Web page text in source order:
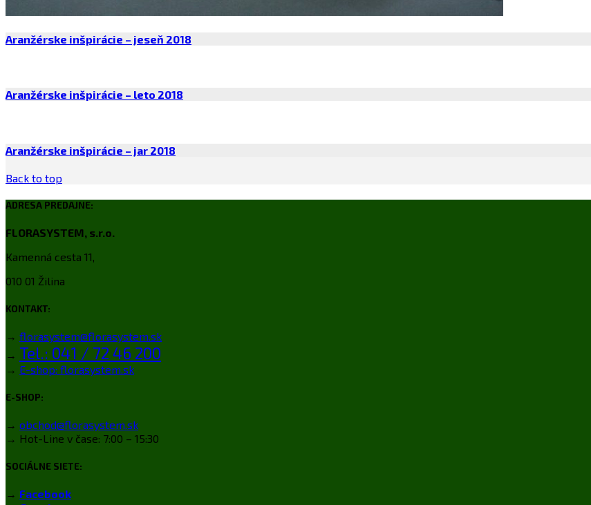
Aranžérske inšpirácie – jeseň 2018
Aranžérske inšpirácie – leto 2018
Aranžérske inšpirácie – jar 2018
Back to top
ADRESA PREDAJNE:
FLORASYSTEM, s.r.o.
Kamenná cesta 11,
010 01 Žilina
KONTAKT:
→ florasystem@florasystem.sk
→ Tel.: 041 / 72 46 200
→ E-shop: florasystem.sk
E-SHOP:
→ obchod@florasystem.sk
→ Hot-Line v čase: 7:00 – 15:30
SOCIÁLNE SIETE:
→ Facebook